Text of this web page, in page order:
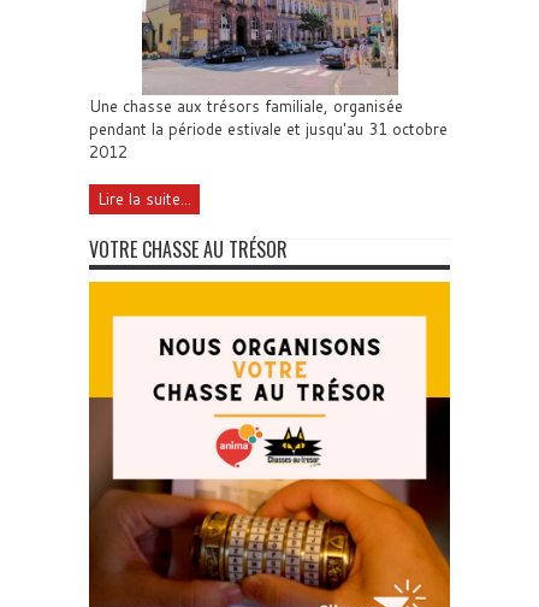
Une chasse aux trésors familiale, organisée
pendant la période estivale et jusqu'au 31 octobre
2012
Lire la suite...
VOTRE CHASSE AU TRÉSOR